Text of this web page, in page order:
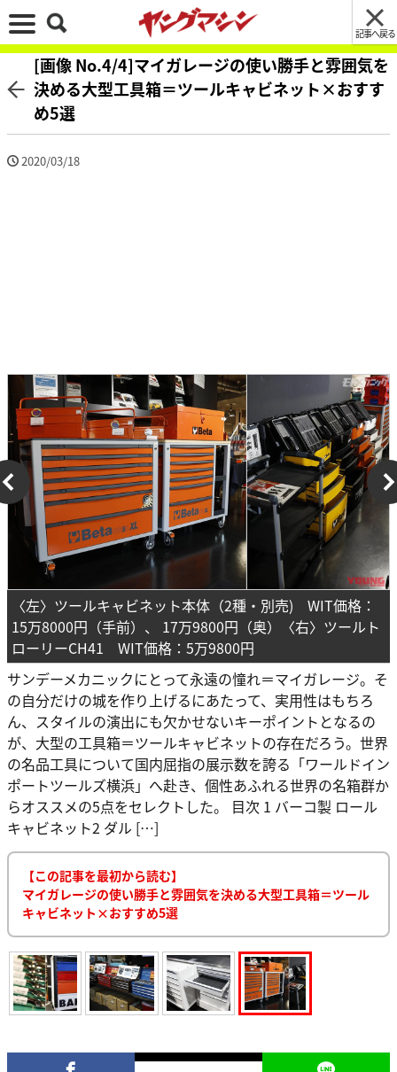
記事へ戻る
[画像 No.4/4]マイガレージの使い勝手と雰囲気を
決める大型工具箱＝ツールキャビネット×おすす
め5選
2020/03/18
〈左〉ツールキャビネット本体（2種・別売) WIT価格：
15万8000円（手前）、 17万9800円（奥）〈右〉ツールト
ローリーCH41 WIT価格：5万9800円
サンデーメカニックにとって永遠の憧れ＝マイガレージ。そ
の自分だけの城を作り上げるにあたって、実用性はもちろ
ん、スタイルの演出にも欠かせないキーポイントとなるの
が、大型の工具箱＝ツールキャビネットの存在だろう。世界
の名品工具について国内屈指の展示数を誇る「ワールドイン
ポートツールズ横浜」へ赴き、個性あふれる世界の名箱群か
らオススメの5点をセレクトした。 目次 1 バーコ製 ロール
キャビネット2 ダル […]
【この記事を最初から読む】
マイガレージの使い勝手と雰囲気を決める大型工具箱＝ツール
キャビネット×おすすめ5選